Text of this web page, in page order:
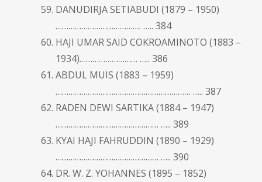
DANUDIRJA SETIABUDI (1879 – 1950)
…………………………………. ….. 384
HAJI UMAR SAID COKROAMINOTO (1883 –
1934)……………………… ….. 386
ABDUL MUIS (1883 – 1959)
……………………………………………………… ….. 387
RADEN DEWI SARTIKA (1884 – 1947)
………………………………………… ….. 389
KYAI HAJI FAHRUDDIN (1890 – 1929)
………………………………………… ….. 390
DR. W. Z. YOHANNES (1895 – 1852)